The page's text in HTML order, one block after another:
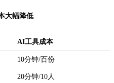
大幅降低
AI工具成本
10分钟/百份
20分钟/10人